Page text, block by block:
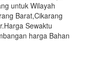
untuk Wilayah
Barat,Cikarang
Sewaktu
harga Bahan